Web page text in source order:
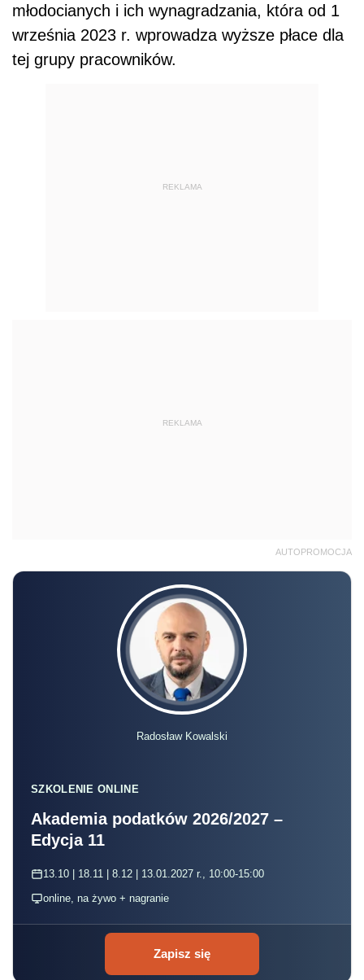
młodocianych i ich wynagradzania, która od 1
września 2023 r. wprowadza wyższe płace dla
tej grupy pracowników.
REKLAMA
REKLAMA
AUTOPROMOCJA
Radosław Kowalski
SZKOLENIE ONLINE
Akademia podatków 2026/2027 –
Edycja 11
13.10 | 18.11 | 8.12 | 13.01.2027 r., 10:00-15:00
online, na żywo + nagranie
Zapisz się